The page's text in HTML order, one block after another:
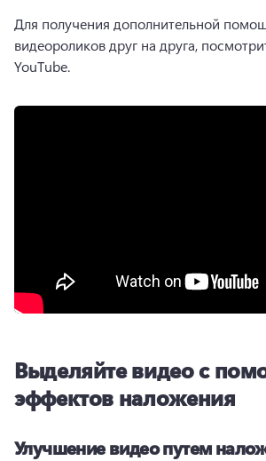
Для получения дополнительной
видеороликов друг на друга,
YouTube.
Выделяйте видео с
эффектов наложения
Улучшение видео путем